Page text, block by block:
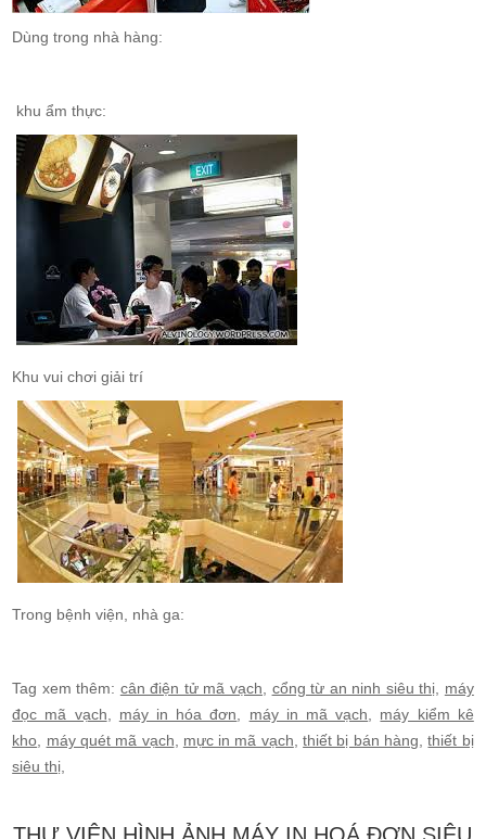
Dùng trong nhà hàng:
khu ẩm thực:
Khu vui chơi giải trí
Trong bệnh viện, nhà ga:
Tag xem thêm: cân điện tử mã vạch cổng từ an ninh siêu thị
máy
đọc mã vạch
máy in hóa đơn máy in mã vạch
máy kiểm kê
kho
máy quét mã vạch mực in mã vạch ,thiết bị bán hàng ,thiết bị
siêu thị